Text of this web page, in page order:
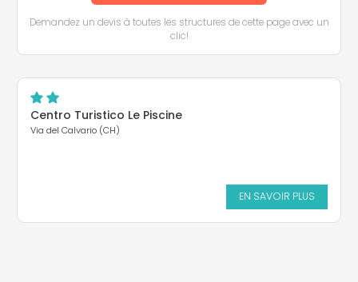
Demandez un devis à toutes les structures de cette page avec un
clic!
Centro Turistico Le Piscine
Via del Calvario (CH)
EN SAVOIR PLUS